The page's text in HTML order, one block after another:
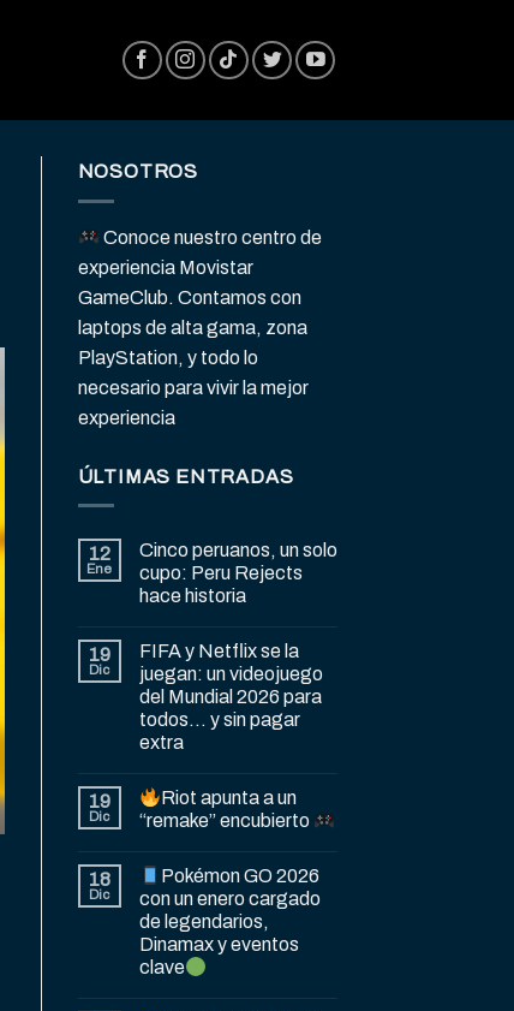
NOSOTROS
Conoce nuestro centro de
experiencia Movistar
GameClub. Contamos con
laptops de alta gama, zona
PlayStation, y todo lo
necesario para vivir la mejor
experiencia
ÚLTIMAS ENTRADAS
12
Ene
Cinco peruanos, un solo
cupo: Peru Rejects
hace historia
19
Dic
FIFA y Netflix se la
juegan: un videojuego
del Mundial 2026 para
todos… y sin pagar
extra
19
Dic
Riot apunta a un
“remake” encubierto
18
Dic
Pokémon GO 2026
con un enero cargado
de legendarios,
Dinamax y eventos
clave